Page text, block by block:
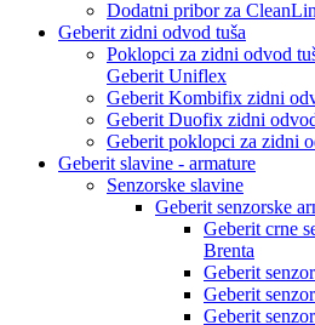
Dodatni pribor za
Geberit zidni odvod tuša
Poklopci za zidni odvod
Geberit Uniflex
Geberit Kombifix zidni
Geberit Duofix zidni
Geberit poklopci za zidni
Geberit slavine - armature
Senzorske slavine
Geberit senzorske
Geberit crne
Brenta
Geberit
Geberit
Geberit